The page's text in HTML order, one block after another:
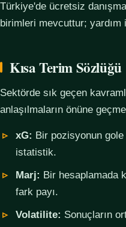
Türkiye'de ücretsiz
birimleri mevcuttur; yardım
Kısa Terim Sözlüğü
Sektörde sık geçen
anlaşılmaların önüne
xG: Bir pozisyonun gole
istatistik.
Marj: Bir hesaplamada
fark payı.
Volatilite: Sonuçların